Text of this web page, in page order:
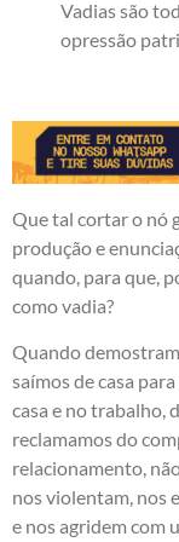
Vadias são
opressão
Que tal cortar o nó
produção e
quando, para que,
como vadia?
Quando
saímos de casa
casa e no trabalho,
reclamamos do
relacionamento,
nos violentam, nos
e nos agridem com